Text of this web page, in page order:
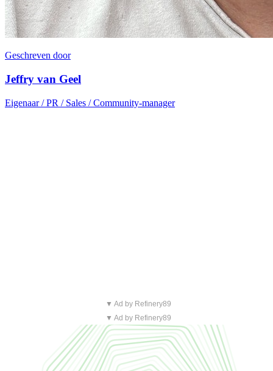
Geschreven door
Jeffry van Geel
Eigenaar / PR / Sales / Community-manager
▼ Ad by Refinery89
▼ Ad by Refinery89